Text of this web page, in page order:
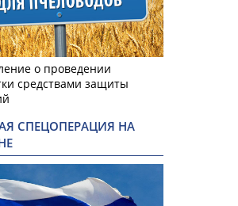
о проведении
средствами защиты
СПЕЦОПЕРАЦИЯ НА